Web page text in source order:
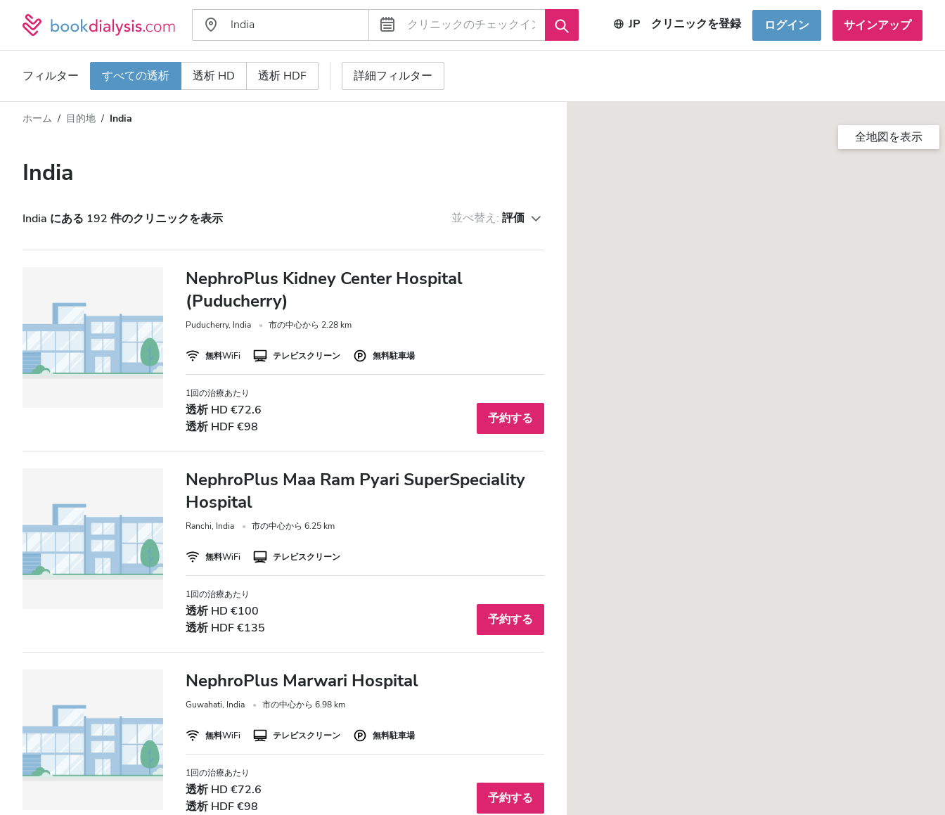
JP クリニックを登録 ログイン サインアップ
フィルター すべての透析 透析 HD 透析 HDF 詳細フィルター
透析タイプ
すべての透析
透析 HDF
HIV患者
B型肝炎患者
C型肝炎患者
軽食
無料WiFi
テレビ画面
100 - 200 ユーロ
200 - 300 ユーロ
300以上 ユーロ
距離
評価
価格
ホーム 目的地 India
India
India にある 192 件のクリニックを表示 並べ替え:評価
NephroPlus Kidney Center Hospital
(Puducherry)
Puducherry, India 市の中心から 2.28 km
無料WiFi テレビスクリーン 無料駐車場
1回の治療あたり
透析 HD €72.6
透析 HDF €98
予約する
NephroPlus Maa Ram Pyari SuperSpeciality
Hospital
Ranchi, India 市の中心から 6.25 km
無料WiFi テレビスクリーン
1回の治療あたり
透析 HD €100
透析 HDF €135
予約する
NephroPlus Marwari Hospital
Guwahati, India 市の中心から 6.98 km
無料WiFi テレビスクリーン 無料駐車場
1回の治療あたり
透析 HD €72.6
透析 HDF €98
予約する
全地図を表示